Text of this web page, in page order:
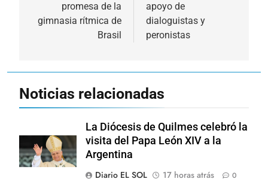
promesa de la
gimnasia rítmica de
Brasil
apoyo de
dialoguistas y
peronistas
Noticias relacionadas
La Diócesis de Quilmes celebró la
visita del Papa León XIV a la
Argentina
Diario EL SOL
17 horas atrás 0